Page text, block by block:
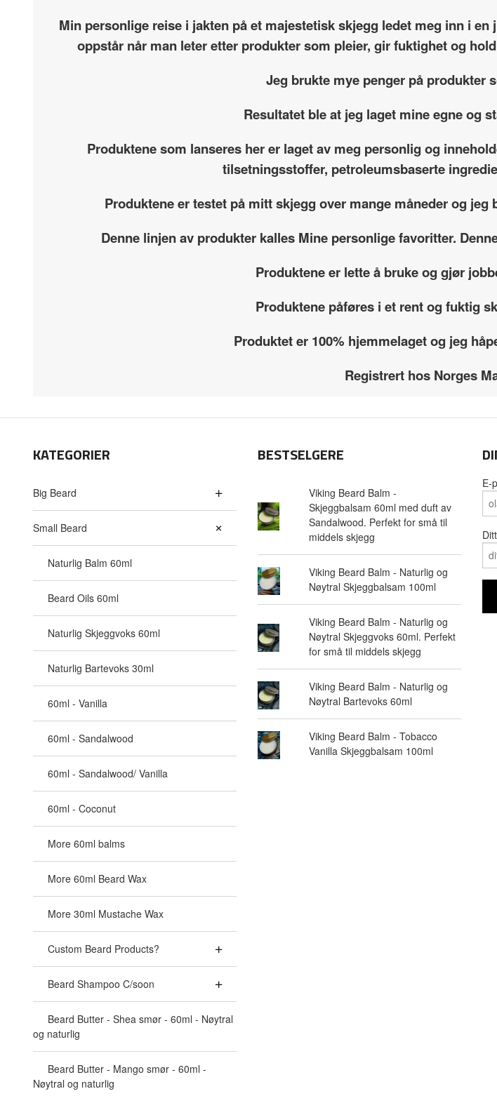
Min personlige reise i jakten på et majestetisk skjegg ledet meg inn i
oppstår når man leter etter produkter som pleier, gir fuktighet og
Jeg brukte mye penger på produkter
Resultatet ble at jeg laget mine egne og
Produktene som lanseres her er laget av meg personlig og
tilsetningsstoffer, petroleumsbaserte
Produktene er testet på mitt skjegg over mange måneder og
Denne linjen av produkter kalles Mine personlige favoritter.
Produktene er lette å bruke og gjør
Produktene påføres i et rent og fuktig
Produktet er 100% hjemmelaget og jeg
Registrert hos Norges
KATEGORIER
Big Beard
Small Beard
Naturlig Balm 60ml
Beard Oils 60ml
Naturlig Skjeggvoks 60ml
Naturlig Bartevoks 30ml
60ml - Vanilla
60ml - Sandalwood
60ml - Sandalwood/ Vanilla
60ml - Coconut
More 60ml balms
More 60ml Beard Wax
More 30ml Mustache Wax
Custom Beard Products?
Beard Shampoo C/soon
Beard Butter - Shea smør - 60ml - Nøytral
og naturlig
Beard Butter - Mango smør - 60ml -
Nøytral og naturlig
BESTSELGERE
Viking Beard Balm -
Skjeggbalsam 60ml med duft av
Sandalwood. Perfekt for små til
middels skjegg
Viking Beard Balm - Naturlig og
Nøytral Skjeggbalsam 100ml
Viking Beard Balm - Naturlig og
Nøytral Skjeggvoks 60ml. Perfekt
for små til middels skjegg
Viking Beard Balm - Naturlig og
Nøytral Bartevoks 60ml
Viking Beard Balm - Tobacco
Vanilla Skjeggbalsam 100ml
E-